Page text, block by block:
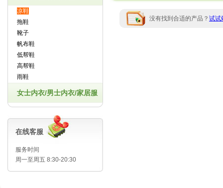
凉鞋
拖鞋
靴子
帆布鞋
低帮鞋
高帮鞋
雨鞋
女士内衣/男士内衣/家居服
在线客服
服务时间
周一至周五 8:30-20:30
没有找到合适的产品？ 试试